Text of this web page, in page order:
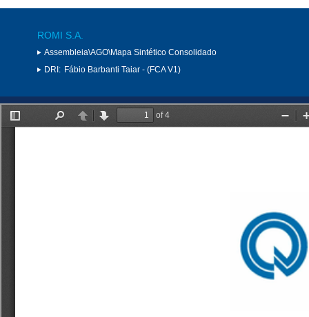
ROMI S.A.
Assembleia\AGO\Mapa Sintético Consolidado
DRI: Fábio Barbanti Taiar - (FCA V1)